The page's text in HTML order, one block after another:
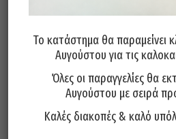
Φυσητήρας GHIOTTO Ιταλίας
Το κατάστημα θα παραμείνει
Αυγούστου για τις
Όλες οι παραγγελίες θα
Αυγούστου με σειρά
Καλές διακοπές & καλό